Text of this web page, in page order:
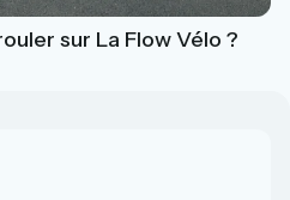
sur La Flow Vélo ?